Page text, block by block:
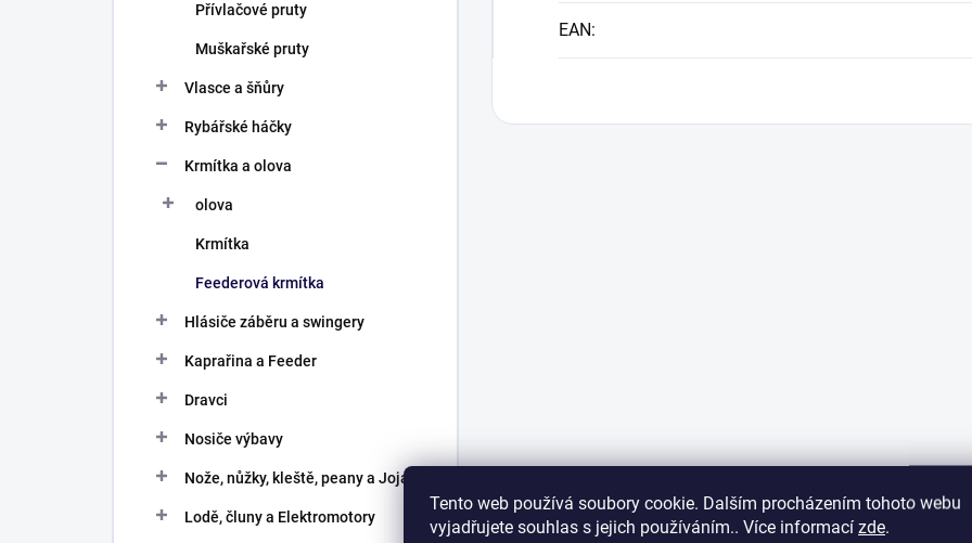
Tento web používá soubory cookie. Dalším procházením tohoto webu
vyjadřujete souhlas s jejich používáním.. Více informací zde.
Přívlačové pruty
Muškařské pruty
Vlasce a šňůry
Rybářské háčky
Krmítka a olova
olova
Krmítka
Feederová krmítka
Hlásiče záběru a swingery
Kaprařina a Feeder
Dravci
Nosiče výbavy
Nože, nůžky, kleště, peany a Joja
Lodě, čluny a Elektromotory
EAN: